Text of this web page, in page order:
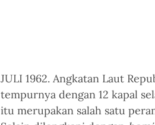
JULI 1962. Angkatan Laut
tempurnya dengan 12 kapal
itu merupakan salah satu